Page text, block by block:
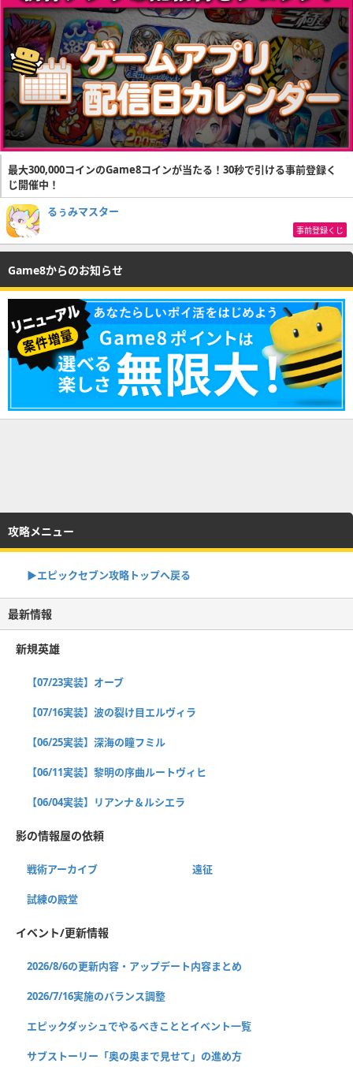
最大300,000コインのGame8コインが当たる！30秒で引ける事前登録く
じ開催中！
るぅみマスター
事前登録くじ
Game8からのお知らせ
攻略メニュー
▶︎エピックセブン攻略トップへ戻る
最新情報
新規英雄
【07/23実装】オーブ
【07/16実装】波の裂け目エルヴィラ
【06/25実装】深海の瞳フミル
【06/11実装】黎明の序曲ルートヴィヒ
【06/04実装】リアンナ＆ルシエラ
影の情報屋の依頼
戦術アーカイブ 遠征
試練の殿堂
イベント/更新情報
2026/8/6の更新内容・アップデート内容まとめ
2026/7/16実施のバランス調整
エピックダッシュでやるべきこととイベント一覧
サブストーリー「奥の奥まで見せて」の進め方